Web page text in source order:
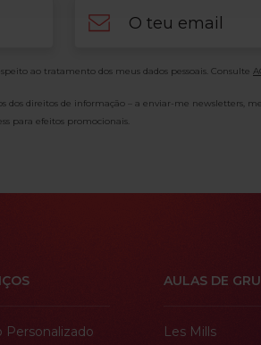
ao tratamento dos meus dados pessoais. Consulte
direitos de informação – a enviar-me newsletters,
para efeitos promocionais.
Personalizado
AULAS DE
Les Mills